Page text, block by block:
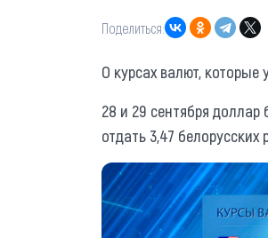
Поделиться:
О курсах валют, которые
28 и 29 сентября доллар
отдать 3,47 белорусских